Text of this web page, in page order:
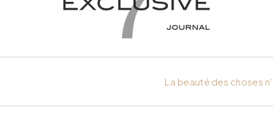
La beauté des choses